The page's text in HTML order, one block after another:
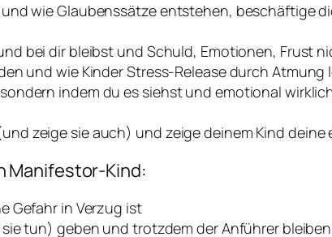
wie Glaubenssätze entstehen, beschäftige
bei dir bleibst und Schuld, Emotionen, Frust
und wie Kinder Stress-Release durch Atmung
indem du es siehst und emotional
zeige sie auch) und zeige deinem Kind
Manifestor-Kind:
Gefahr in Verzug ist
tun) geben und trotzdem der Anführer